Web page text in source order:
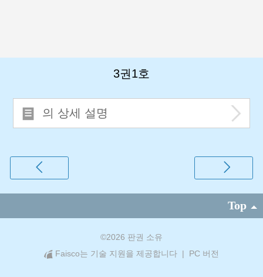
3권1호
의 상세 설명
Top
©2026 판권 소유
Faisco는 기술 지원을 제공합니다 | PC 버전